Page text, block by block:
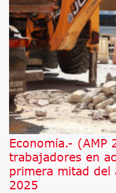
Economía.- (AMP
trabajadores en
primera mitad del
2025